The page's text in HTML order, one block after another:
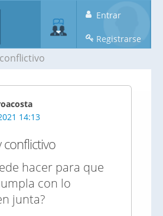
Entrar
Registrarse
14:13
hacer para que
con lo
junta?